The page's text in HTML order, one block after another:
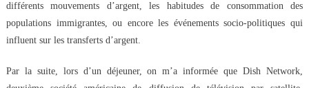
différents mouvements d’argent, les habitudes de consommation des
populations immigrantes, ou encore les événements socio-politiques qui
influent sur les transferts d’argent.
Par la suite, lors d’un déjeuner, on m’a informée que Dish Network,